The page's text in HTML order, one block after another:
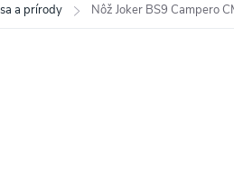
a prírody Nôž Joker BS9 Campero